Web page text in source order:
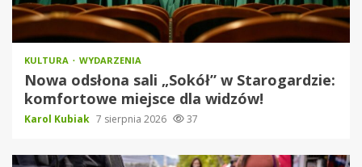
KULTURA WYDARZENIA
Nowa odsłona sali „Sokół” w Starogardzie:
komfortowe miejsce dla widzów!
Karol Kubiak 7 sierpnia 2026 37